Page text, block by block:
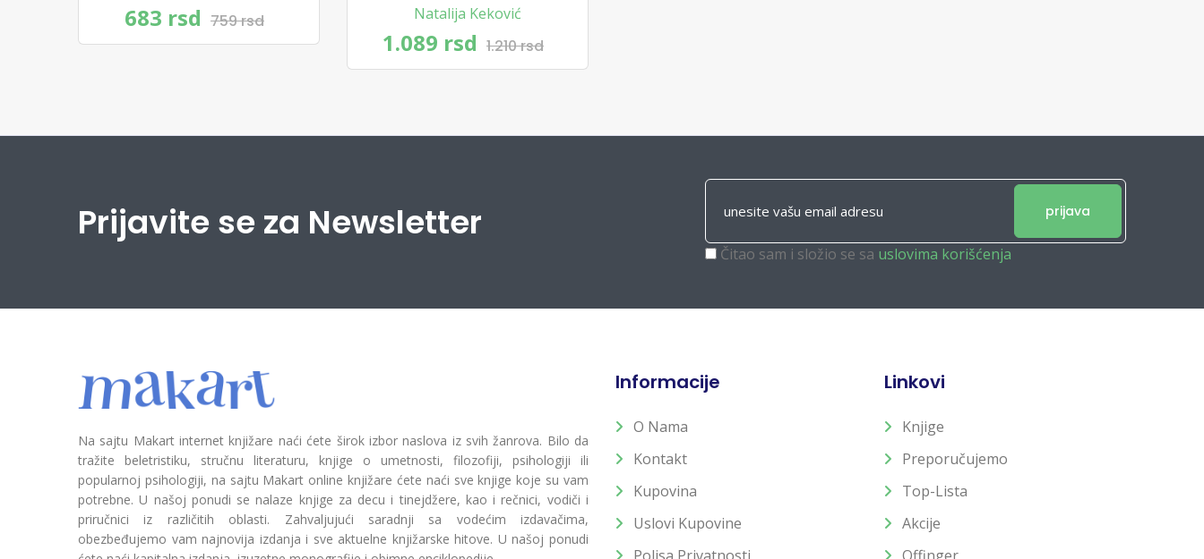
683 rsd 759 rsd Natalija Keković
1.089 rsd 1.210 rsd
Prijavite se za Newsletter prijava
Čitao sam i složio se sa uslovima korišćenja
Na sajtu Makart internet knjižare naći ćete širok izbor naslova iz svih žanrova. Bilo da
tražite beletristiku, stručnu literaturu, knjige o umetnosti, filozofiji, psihologiji ili
popularnoj psihologiji, na sajtu Makart online knjižare ćete naći sve knjige koje su vam
potrebne. U našoj ponudi se nalaze knjige za decu i tinejdžere, kao i rečnici, vodiči i
priručnici iz različitih oblasti. Zahvaljujući saradnji sa vodećim izdavačima,
obezbeđujemo vam najnovija izdanja i sve aktuelne knjižarske hitove. U našoj ponudi
Informacije
O Nama
Kontakt
Kupovina
Uslovi Kupovine
Linkovi
Knjige
Preporučujemo
Top-Lista
Akcije